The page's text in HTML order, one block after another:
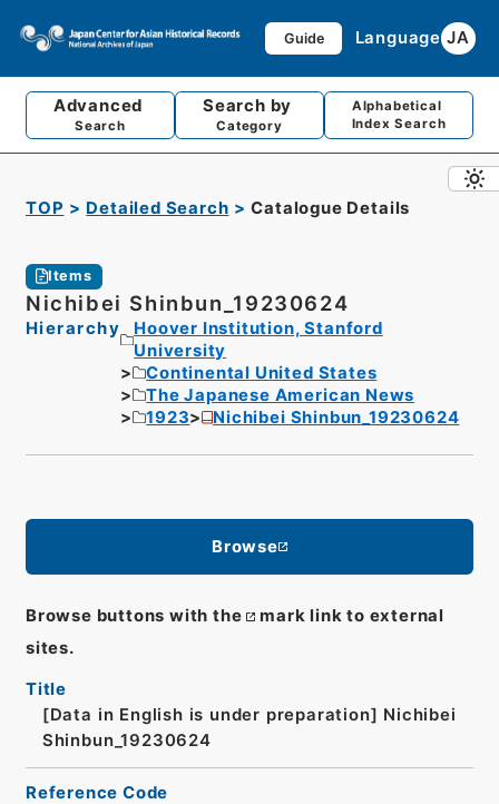
Guide Language JA
Advanced
Search
Search by
Category
Alphabetical
Index Search
TOP Detailed Search Catalogue Details
Items
Nichibei Shinbun_19230624
Hierarchy
Hoover Institution, Stanford
University
Continental United States
The Japanese American News
1923
Nichibei Shinbun_19230624
Browse
Browse buttons with the
mark link to external
sites.
Title
[Data in English is under preparation] Nichibei
Shinbun_19230624
Reference Code